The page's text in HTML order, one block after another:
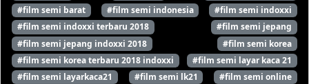
#film semi barat
#film semi indonesia
#film semi indoxxi
#film semi indoxxi terbaru 2018
#film semi jepang
#film semi jepang indoxxi 2018
#film semi korea
#film semi korea terbaru 2018 indoxxi
#film semi layar kaca 21
#film semi layarkaca21
#film semi lk21
#film semi online